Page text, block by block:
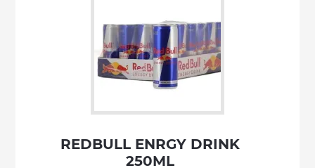
REDBULL ENRGY DRINK
250ML